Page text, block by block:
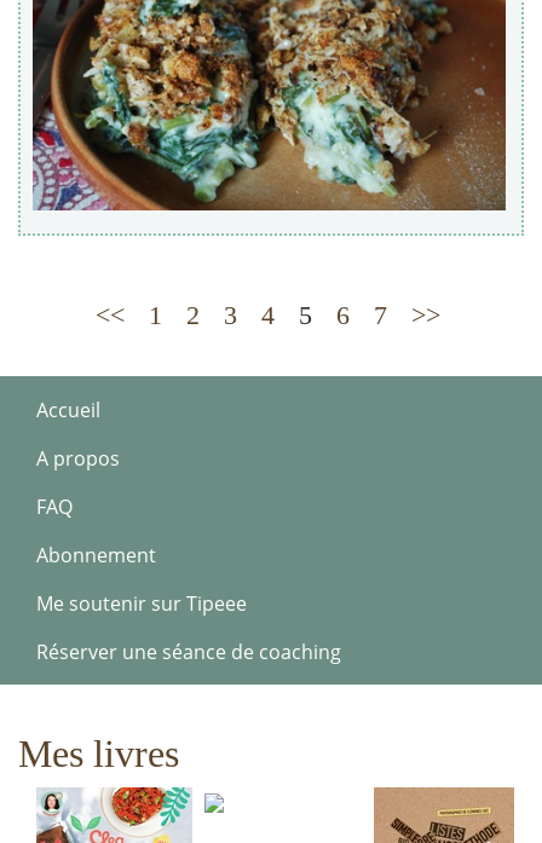
<< 1 2 3 4 5 6 7 >>
Accueil
A propos
FAQ
Abonnement
Me soutenir sur Tipeee
Réserver une séance de coaching
Mes livres